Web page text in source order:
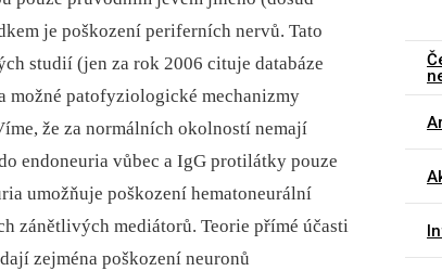
je poškození periferních nervů. Tato
studií (jen za rok 2006 cituje databáze
možné patofyziologické mechanizmy
že za normálních okolností nemají
endoneuria vůbec a IgG protilátky pouze
umožňuje poškození hematoneurální
zánětlivých mediátorů. Teorie přímé účasti
zejména poškození neuronů